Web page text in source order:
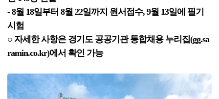
- 8월 18일부터 8월 22일까지 원서접수, 9월 13일에 필기
시험
○ 자세한 사항은 경기도 공공기관 통합채용 누리집(gg.sa
ramin.co.kr)에서 확인 가능